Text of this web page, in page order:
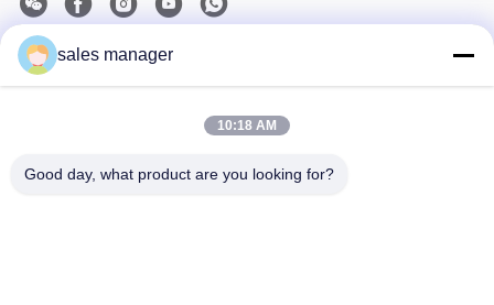
Το Δελτίο Ενημέρωσης
sales manager
10:18 AM
Good day, what product are you looking for?